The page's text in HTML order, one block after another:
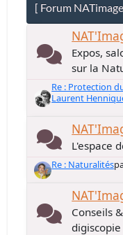
[ Forum
Expos,
sur la
Re : Protection
Laurent
L'espace
Re : Naturalités
Conseils
digiscopie